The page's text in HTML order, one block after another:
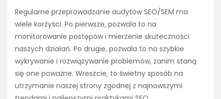
Regularne przeprowadzanie audytów SEO/SEM ma
wiele korzyści. Po pierwsze, pozwala to na
monitorowanie postępów i mierzenie skuteczności
naszych działań. Po drugie, pozwala to na szybkie
wykrywanie i rozwiązywanie problemów, zanim staną
się one poważne. Wreszcie, to świetny sposób na
utrzymanie naszej strony zgodnej z najnowszymi